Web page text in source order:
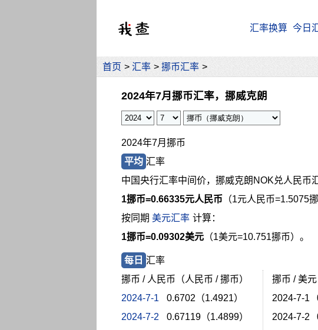
汇率换算 今日
首页 > 汇率 > 挪币汇率 >
2024年7月挪币汇率，挪威克朗
2024年7月挪币
平均 汇率
中国央行汇率中间价，挪威克朗NOK兑人民币
1挪币=0.66335元人民币 （1元人民币=1.5075挪
按同期 美元汇率 计算：
1挪币=0.09302美元 （1美元=10.751挪币）。
每日 汇率
挪币 / 人民币（人民币 / 挪币）
2024-7-1
0.6702（1.4921）
2024-7-2
0.67119（1.4899）
挪币 / 美元
2024-7-1
2024-7-2